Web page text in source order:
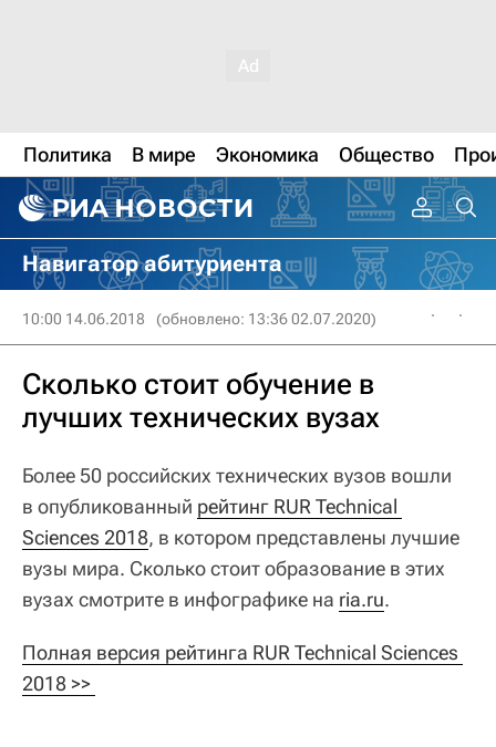
Политика В мире Экономика Общество
Навигатор абитуриента
10:00 14.06.2018 (обновлено: 13:36 02.07.2020)
Сколько стоит обучение в
лучших технических вузах
Более 50 российских технических вузов вошли
в опубликованный рейтинг RUR Technical
Sciences 2018, в котором представлены лучшие
вузы мира. Сколько стоит образование в этих
вузах смотрите в инфографике на ria.ru.
Полная версия рейтинга RUR Technical Sciences
2018 >>